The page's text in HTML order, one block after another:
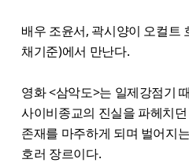
배우 조윤서, 곽시양이 오컬트
채기준)에서 만난다.
영화 <삼악도>는 일제강점기
사이비종교의 진실을 파헤치
존재를 마주하게 되며 벌어지
호러 장르이다.